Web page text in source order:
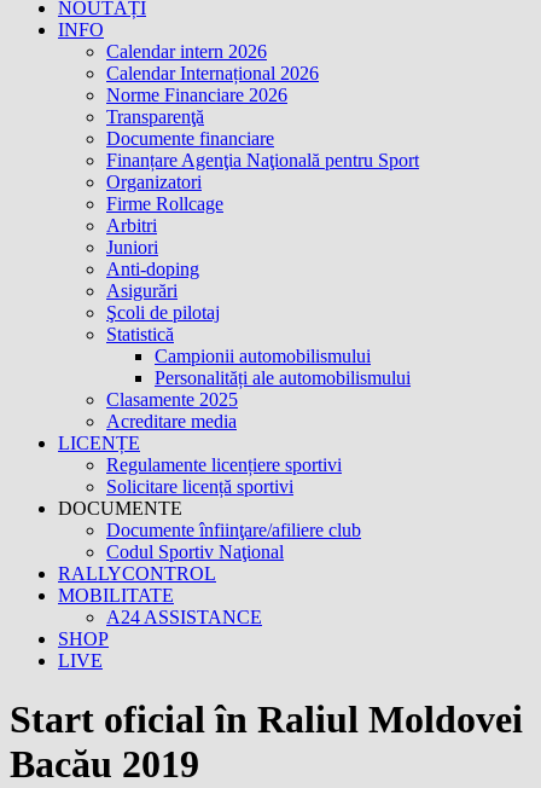
NOUTĂȚI
INFO
Calendar intern 2026
Calendar Internațional 2026
Norme Financiare 2026
Transparenţă
Documente financiare
Finanțare Agenţia Naţională pentru Sport
Organizatori
Firme Rollcage
Arbitri
Juniori
Anti-doping
Asigurări
Şcoli de pilotaj
Statistică
Campionii automobilismului
Personalități ale automobilismului
Clasamente 2025
Acreditare media
LICENȚE
Regulamente licențiere sportivi
Solicitare licență sportivi
DOCUMENTE
Documente înfiinţare/afiliere club
Codul Sportiv Naţional
RALLYCONTROL
MOBILITATE
A24 ASSISTANCE
SHOP
LIVE
Start oficial în Raliul Moldovei
Bacău 2019